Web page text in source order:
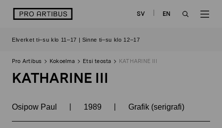
sisältöön
logo SV
EN
Elverket ti–su klo 11–17 | Sinne ti–su klo 12–17
Pro Artibus Kokoelma Etsi teosta KATHARINE III
KATHARINE III
Osipow Paul | 1989 | Grafik (serigrafi)